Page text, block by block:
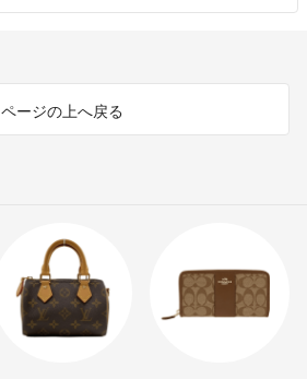
ページの上へ戻る